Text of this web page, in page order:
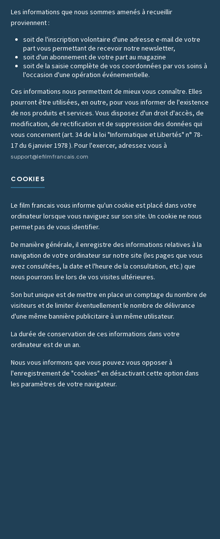
Les informations que nous sommes amenés à recueillir
proviennent :
soit de l'inscription volontaire d'une adresse e-mail de votre
part vous permettant de recevoir notre newsletter,
soit d'un abonnement de votre part au magazine
soit de la saisie complète de vos coordonnées par vos soins à
l'occasion d'une opération événementielle.
Ces informations nous permettent de mieux vous connaître. Elles
pourront être utilisées, en outre, pour vous informer de l'existence
de nos produits et services. Vous disposez d'un droit d'accès, de
modification, de rectification et de suppression des données qui
vous concernent (art. 34 de la loi "Informatique et Libertés" n° 78-
17 du 6 janvier 1978 ). Pour l'exercer, adressez vous à
support@lefilmfrancais.com
COOKIES
Le film francais vous informe qu'un cookie est placé dans votre
ordinateur lorsque vous naviguez sur son site. Un cookie ne nous
permet pas de vous identifier.
De manière générale, il enregistre des informations relatives à la
navigation de votre ordinateur sur notre site (les pages que vous
avez consultées, la date et l'heure de la consultation, etc.) que
nous pourrons lire lors de vos visites ultérieures.
Son but unique est de mettre en place un comptage du nombre de
visiteurs et de limiter éventuellement le nombre de délivrance
d'une même bannière publicitaire à un même utilisateur.
La durée de conservation de ces informations dans votre
ordinateur est de un an.
Nous vous informons que vous pouvez vous opposer à
l'enregistrement de "cookies" en désactivant cette option dans
les paramètres de votre navigateur.